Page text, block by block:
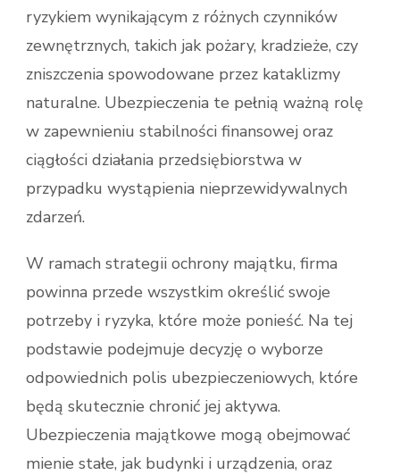
ryzykiem wynikającym z różnych czynników
zewnętrznych, takich jak pożary, kradzieże, czy
zniszczenia spowodowane przez kataklizmy
naturalne. Ubezpieczenia te pełnią ważną rolę
w zapewnieniu stabilności finansowej oraz
ciągłości działania przedsiębiorstwa w
przypadku wystąpienia nieprzewidywalnych
zdarzeń.
W ramach strategii ochrony majątku, firma
powinna przede wszystkim określić swoje
potrzeby i ryzyka, które może ponieść. Na tej
podstawie podejmuje decyzję o wyborze
odpowiednich polis ubezpieczeniowych, które
będą skutecznie chronić jej aktywa.
Ubezpieczenia majątkowe mogą obejmować
mienie stałe, jak budynki i urządzenia, oraz